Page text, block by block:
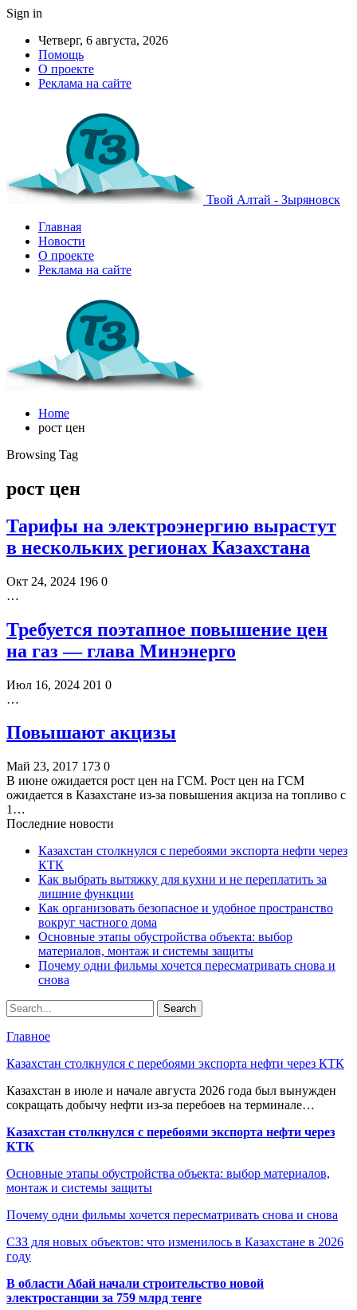
Sign in
Четверг, 6 августа, 2026
Помощь
О проекте
Реклама на сайте
Твой Алтай - Зыряновск
Главная
Новости
О проекте
Реклама на сайте
Home
рост цен
Browsing Tag
рост цен
Тарифы на электроэнергию вырастут
в нескольких регионах Казахстана
Окт 24, 2024 196 0
…
Требуется поэтапное повышение цен
на газ — глава Минэнерго
Июл 16, 2024 201 0
…
Повышают акцизы
Май 23, 2017 173 0
В июне ожидается рост цен на ГСМ. Рост цен на ГСМ
ожидается в Казахстане из-за повышения акциза на топливо с
1…
Последние новости
Казахстан столкнулся с перебоями экспорта нефти через
КТК
Как выбрать вытяжку для кухни и не переплатить за
лишние функции
Как организовать безопасное и удобное пространство
вокруг частного дома
Основные этапы обустройства объекта: выбор
материалов, монтаж и системы защиты
Почему одни фильмы хочется пересматривать снова и
снова
Главное
Казахстан столкнулся с перебоями экспорта нефти через КТК
Казахстан в июле и начале августа 2026 года был вынужден
сокращать добычу нефти из-за перебоев на терминале…
Казахстан столкнулся с перебоями экспорта нефти через
КТК
Основные этапы обустройства объекта: выбор материалов,
монтаж и системы защиты
Почему одни фильмы хочется пересматривать снова и снова
СЗЗ для новых объектов: что изменилось в Казахстане в 2026
году
В области Абай начали строительство новой
электростанции за 759 млрд тенге